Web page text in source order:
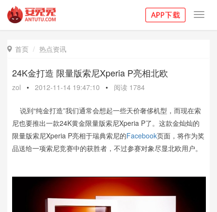
 首页 热点资讯
24K金打造 限量版索尼Xperia P亮相北欧
zol • 2012-11-14 19:47:10 • 阅读 1784
说到“纯金打造”我们通常会想起一些天价奢侈机型，而现在索
尼也要推出一款24K黄金限量版索尼Xperia P了。这款金灿灿的
限量版索尼Xperia P亮相于瑞典索尼的Facebook页面，将作为奖
品送给一项索尼竞赛中的获胜者，不过参赛对象尽显北欧用户。